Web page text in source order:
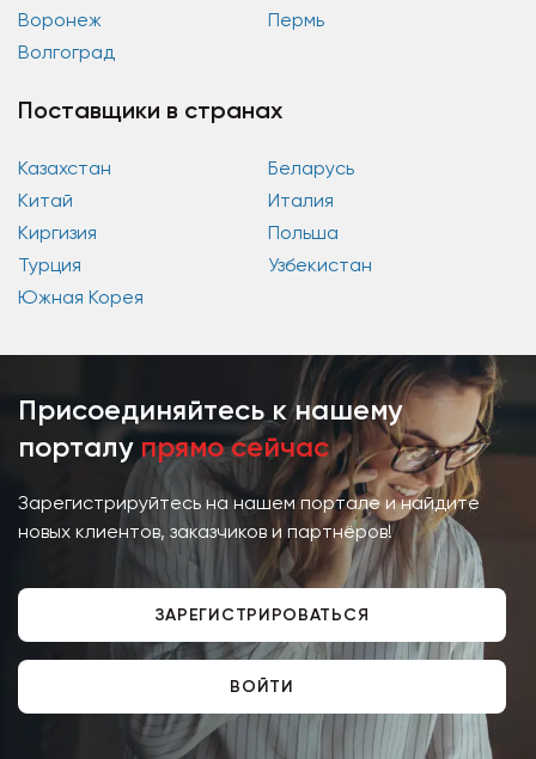
Воронеж
Пермь
Волгоград
Поставщики в странах
Казахстан
Беларусь
Китай
Италия
Киргизия
Польша
Турция
Узбекистан
Южная Корея
Присоединяйтесь к нашему
порталу прямо сейчас
Зарегистрируйтесь на нашем портале и найдите
новых клиентов, заказчиков и партнёров!
ЗАРЕГИСТРИРОВАТЬСЯ
ВОЙТИ